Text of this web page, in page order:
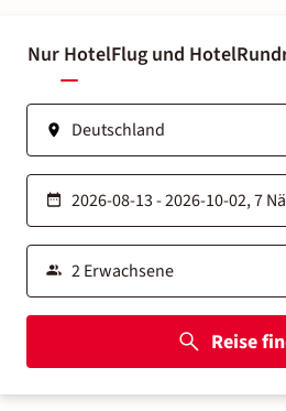
Nur HotelFlug und Hotel
Reise